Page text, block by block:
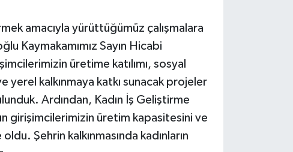
amacıyla yürüttüğümüz çalışmalara
Kaymakamımız Sayın Hicabi
üretime katılımı, sosyal
yerel kalkınmaya katkı sunacak projeler
Ardından, Kadın İş Geliştirme
girişimcilerimizin üretim kapasitesini ve
Şehrin kalkınmasında kadınların